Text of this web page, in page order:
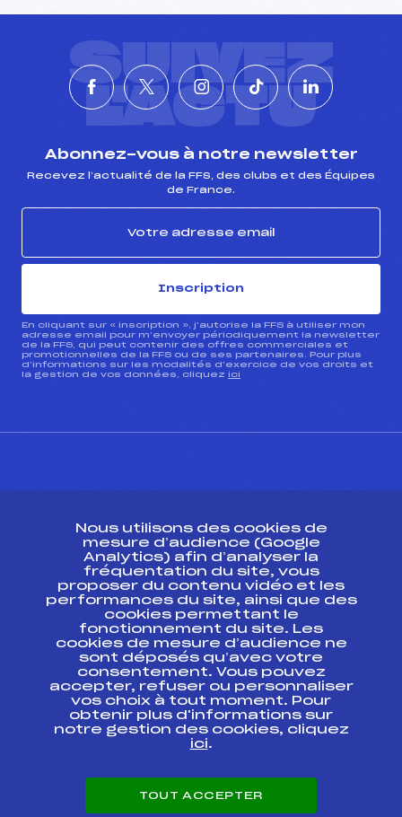
SUIVEZ
L'ACTU
Abonnez-vous à notre newsletter
Recevez l’actualité de la FFS, des clubs et des Équipes
de France.
Inscription
En cliquant sur « inscription », j’autorise la FFS à utiliser mon
adresse email pour m’envoyer périodiquement la newsletter
de la FFS, qui peut contenir des offres commerciales et
promotionnelles de la FFS ou de ses partenaires. Pour plus
d’informations sur les modalités d’exercice de vos droits et
la gestion de vos données, cliquez ici
Ressources
Pass’Neige
Projet sportif fédéral
Projet de performance fédéral
Antidopage
Pôle Développement, Formation, Suivi
Scientifique
Listes ministérielles
Pôle vie de l’athlète
Enseignement professionnel
Carrières
Nous utilisons des cookies de
mesure d’audience (Google
Analytics) afin d’analyser la
fréquentation du site, vous
proposer du contenu vidéo et les
performances du site, ainsi que des
cookies permettant le
fonctionnement du site. Les
cookies de mesure d’audience ne
sont déposés qu’avec votre
consentement. Vous pouvez
accepter, refuser ou personnaliser
vos choix à tout moment. Pour
obtenir plus d'informations sur
notre gestion des cookies, cliquez
ici.
TOUT ACCEPTER